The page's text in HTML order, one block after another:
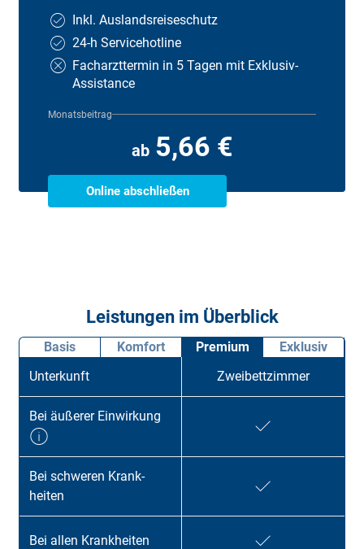
Inkl. Auslandsreiseschutz
24-h Servicehotline
Facharzttermin in 5 Tagen mit Exklusiv-
Assistance
Monatsbeitrag
ab 5,66 €
Online abschließen
Leistungen im Überblick
Basis Komfort Premium
Exklusiv
Unter­kunft
Zweibettzimmer
Bei äußerer Ein­wirk­ung
Bei schweren Krank­
heiten
Bei allen Krank­heiten